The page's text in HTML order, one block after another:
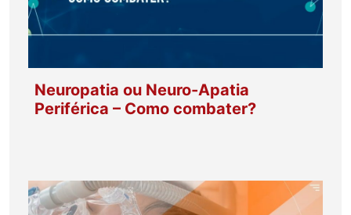
Neuropatia ou Neuro-Apatia
Periférica – Como combater?